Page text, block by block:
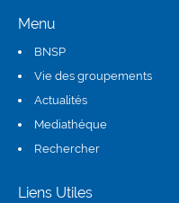
Menu
BNSP
Vie des groupements
Actualités
Mediathéque
Rechercher
Liens Utiles